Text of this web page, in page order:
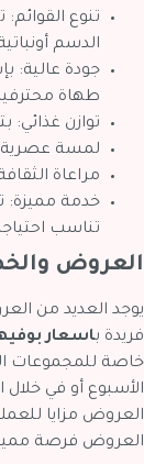
تنوع
الدسم
جودة عالية:
طهاة
توازن غذائي:
لمسة عصرية:
مراعاة
خدمة مميزة:
تناسب
العروض
يوجد العديد من
فريدة باسعار
الأسبوع أو في
العروض فرصة